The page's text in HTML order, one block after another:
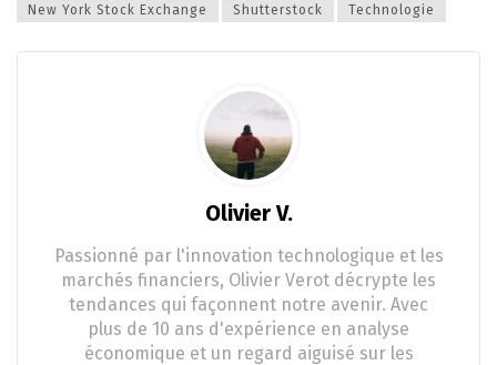
New York Stock Exchange
Shutterstock Technologie
Olivier V.
Passionné par l'innovation technologique et les
marchés financiers, Olivier Verot décrypte les
tendances qui façonnent notre avenir. Avec
plus de 10 ans d'expérience en analyse
économique et un regard aiguisé sur les